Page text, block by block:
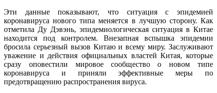
Эти данные показывают, что ситуация с эпидемией
коронавируса нового типа меняется в лучшую сторону. Как
отметила Ду Дэвэнь, эпидемиологическая ситуация в Китае
находится под контролем. Внезапная вспышка эпидемии
бросила серьезный вызов Китаю и всему миру. Заслуживают
уважение и действия официальных властей Китая, которые
сразу оповестили мировое сообщество о новом типе
коронавируса и приняли эффективные меры по
предотвращению распространения вируса.